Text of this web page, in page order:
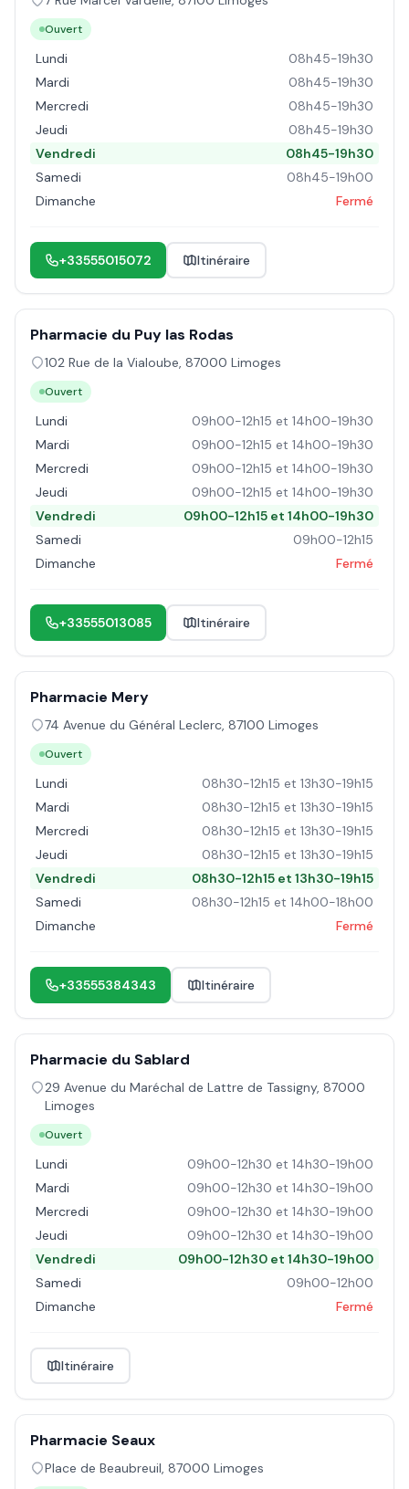
Ouvert
Lundi
08h45-19h30
Mardi
08h45-19h30
Mercredi
08h45-19h30
Jeudi
08h45-19h30
Vendredi
08h45-19h30
Samedi
08h45-19h00
Dimanche
Fermé
+33555015072 Itinéraire
Pharmacie du Puy las Rodas
102 Rue de la Vialoube, 87000 Limoges
Ouvert
Lundi
09h00-12h15 et 14h00-19h30
Mardi
09h00-12h15 et 14h00-19h30
Mercredi
09h00-12h15 et 14h00-19h30
Jeudi
09h00-12h15 et 14h00-19h30
Vendredi
09h00-12h15 et 14h00-19h30
Samedi
09h00-12h15
Dimanche
Fermé
+33555013085 Itinéraire
Pharmacie Mery
74 Avenue du Général Leclerc, 87100 Limoges
Ouvert
Lundi
08h30-12h15 et 13h30-19h15
Mardi
08h30-12h15 et 13h30-19h15
Mercredi
08h30-12h15 et 13h30-19h15
Jeudi
08h30-12h15 et 13h30-19h15
Vendredi
08h30-12h15 et 13h30-19h15
Samedi
08h30-12h15 et 14h00-18h00
Dimanche
Fermé
+33555384343 Itinéraire
Pharmacie du Sablard
29 Avenue du Maréchal de Lattre de Tassigny, 87000
Limoges
Ouvert
Lundi
09h00-12h30 et 14h30-19h00
Mardi
09h00-12h30 et 14h30-19h00
Mercredi
09h00-12h30 et 14h30-19h00
Jeudi
09h00-12h30 et 14h30-19h00
Vendredi
09h00-12h30 et 14h30-19h00
Samedi
09h00-12h00
Dimanche
Fermé
Itinéraire
Pharmacie Seaux
Place de Beaubreuil, 87000 Limoges